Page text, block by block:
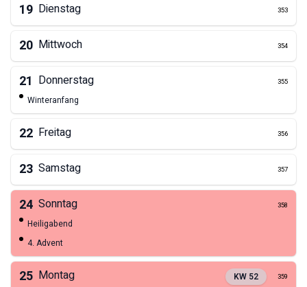
19 Dienstag 353
20 Mittwoch 354
21 Donnerstag 355
Winteranfang
22 Freitag 356
23 Samstag 357
24 Sonntag 358
Heiligabend
4. Advent
25 Montag KW 52 359